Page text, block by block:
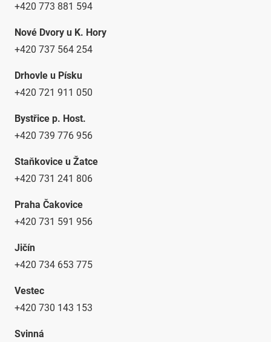
+420 773 881 594
Nové Dvory u K. Hory
+420 737 564 254
Drhovle u Písku
+420 721 911 050
Bystřice p. Host.
+420 739 776 956
Staňkovice u Žatce
+420 731 241 806
Praha Čakovice
+420 731 591 956
Jičín
+420 734 653 775
Vestec
+420 730 143 153
Svinná